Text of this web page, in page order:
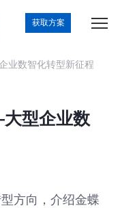
获取方案
业数智化转型新征程
型企业数
方向，介绍金蝶